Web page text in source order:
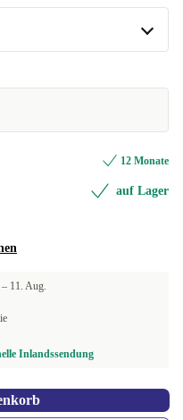
+20,99 €
12 Monate
auf Lager
– 11. Aug.
Inlandssendung